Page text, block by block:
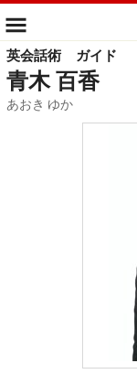
英会話術 ガイド
青木 百香
あおき ゆか